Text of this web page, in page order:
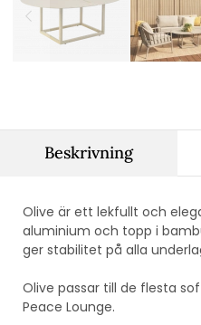
Beskrivning
Olive är ett lekfullt och
aluminium och topp i
ger stabilitet på alla
Olive passar till de flesta
Peace Lounge.